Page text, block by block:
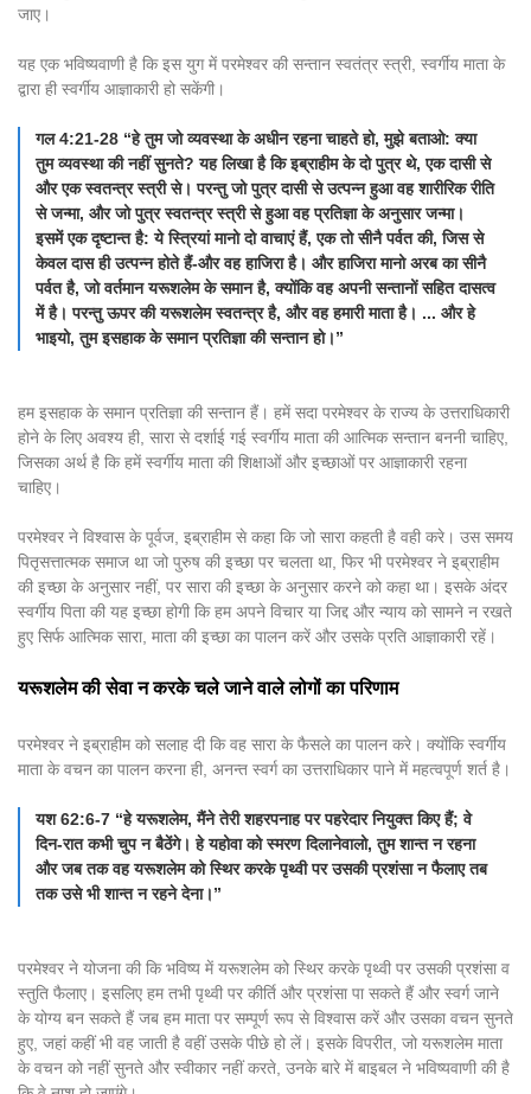
जाए।
यह एक भविष्यवाणी है कि इस युग में परमेश्वर की सन्तान स्वतंत्र स्त्री, स्वर्गीय माता के
द्वारा ही स्वर्गीय आज्ञाकारी हो सकेंगी।
गल 4:21-28 “हे तुम जो व्यवस्था के अधीन रहना चाहते हो, मुझे बताओ: क्या
तुम व्यवस्था की नहीं सुनते? यह लिखा है कि इब्राहीम के दो पुत्र थे, एक दासी से
और एक स्वतन्त्र स्त्री से। परन्तु जो पुत्र दासी से उत्पन्न हुआ वह शारीरिक रीति
से जन्मा, और जो पुत्र स्वतन्त्र स्त्री से हुआ वह प्रतिज्ञा के अनुसार जन्मा।
इसमें एक दृष्टान्त है: ये स्त्रियां मानो दो वाचाएं हैं, एक तो सीनै पर्वत की, जिस से
केवल दास ही उत्पन्न होते हैं-और वह हाजिरा है। और हाजिरा मानो अरब का सीनै
पर्वत है, जो वर्तमान यरूशलेम के समान है, क्योंकि वह अपनी सन्तानों सहित दासत्व
में है। परन्तु ऊपर की यरूशलेम स्वतन्त्र है, और वह हमारी माता है। ... और हे
भाइयो, तुम इसहाक के समान प्रतिज्ञा की सन्तान हो।”
हम इसहाक के समान प्रतिज्ञा की सन्तान हैं। हमें सदा परमेश्वर के राज्य के उत्तराधिकारी
होने के लिए अवश्य ही, सारा से दर्शाई गई स्वर्गीय माता की आत्मिक सन्तान बननी चाहिए,
जिसका अर्थ है कि हमें स्वर्गीय माता की शिक्षाओं और इच्छाओं पर आज्ञाकारी रहना
चाहिए।
परमेश्वर ने विश्वास के पूर्वज, इब्राहीम से कहा कि जो सारा कहती है वही करे। उस समय
पितृसत्तात्मक समाज था जो पुरुष की इच्छा पर चलता था, फिर भी परमेश्वर ने इब्राहीम
की इच्छा के अनुसार नहीं, पर सारा की इच्छा के अनुसार करने को कहा था। इसके अंदर
स्वर्गीय पिता की यह इच्छा होगी कि हम अपने विचार या जिद्द और न्याय को सामने न रखते
हुए सिर्फ आत्मिक सारा, माता की इच्छा का पालन करें और उसके प्रति आज्ञाकारी रहें।
यरूशलेम की सेवा न करके चले जाने वाले लोगों का परिणाम
परमेश्वर ने इब्राहीम को सलाह दी कि वह सारा के फैसले का पालन करे। क्योंकि स्वर्गीय
माता के वचन का पालन करना ही, अनन्त स्वर्ग का उत्तराधिकार पाने में महत्वपूर्ण शर्त है।
यश 62:6-7 “हे यरूशलेम, मैंने तेरी शहरपनाह पर पहरेदार नियुक्त किए हैं; वे
दिन-रात कभी चुप न बैठेंगे। हे यहोवा को स्मरण दिलानेवालो, तुम शान्त न रहना
और जब तक वह यरूशलेम को स्थिर करके पृथ्वी पर उसकी प्रशंसा न फैलाए तब
तक उसे भी शान्त न रहने देना।”
परमेश्वर ने योजना की कि भविष्य में यरूशलेम को स्थिर करके पृथ्वी पर उसकी प्रशंसा व
स्तुति फैलाए। इसलिए हम तभी पृथ्वी पर कीर्ति और प्रशंसा पा सकते हैं और स्वर्ग जाने
के योग्य बन सकते हैं जब हम माता पर सम्पूर्ण रूप से विश्वास करें और उसका वचन सुनते
हुए, जहां कहीं भी वह जाती है वहीं उसके पीछे हो लें। इसके विपरीत, जो यरूशलेम माता
के वचन को नहीं सुनते और स्वीकार नहीं करते, उनके बारे में बाइबल ने भविष्यवाणी की है